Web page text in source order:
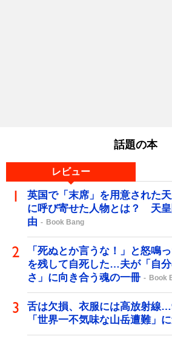
話題の本
レビュー
英国で「末席」を用意された
に呼び寄せた人物とは？ 天
由
Book Bang
「死ぬとか言うな！」と怒鳴
を残して自死した…夫が「自
さ」に向き合う魂の一冊
Book
舌は欠損、衣服には高放射線
「世界一不気味な山岳遭難」